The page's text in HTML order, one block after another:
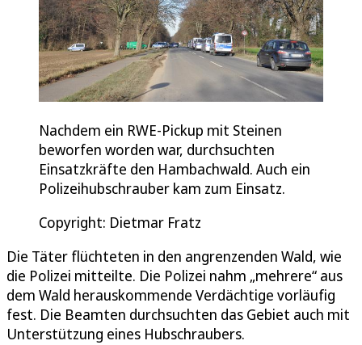
Nachdem ein RWE-Pickup mit Steinen
beworfen worden war, durchsuchten
Einsatzkräfte den Hambachwald. Auch ein
Polizeihubschrauber kam zum Einsatz.
Copyright: Dietmar Fratz
Die Täter flüchteten in den angrenzenden Wald, wie
die Polizei mitteilte. Die Polizei nahm „mehrere“ aus
dem Wald herauskommende Verdächtige vorläufig
fest. Die Beamten durchsuchten das Gebiet auch mit
Unterstützung eines Hubschraubers.